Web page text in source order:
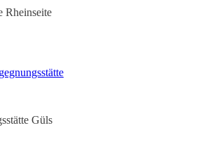
Rheinseite
Güls